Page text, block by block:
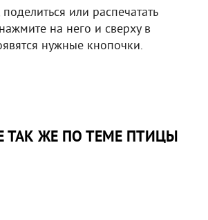
или распечатать
на него и сверху в
нужные кнопочки.
ТАК ЖЕ ПО ТЕМЕ ПТИЦЫ